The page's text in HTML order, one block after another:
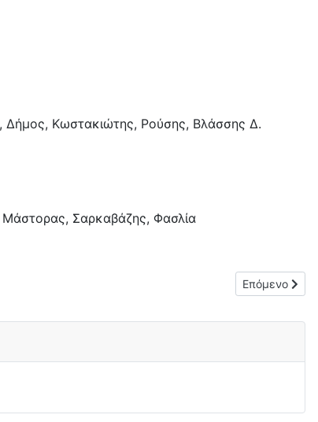
Δήμος, Κωστακιώτης, Ρούσης, Βλάσσης Δ.
Σαρκαβάζης, Φασλία
Επόμενο
Επόμενο